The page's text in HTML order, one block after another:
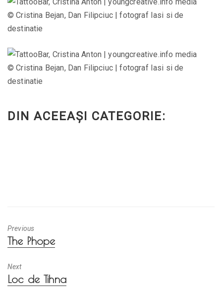
DIN ACEEAȘI CATEGORIE:
Previous
Previous
The Phope
Next
Next
Loc de Tihna